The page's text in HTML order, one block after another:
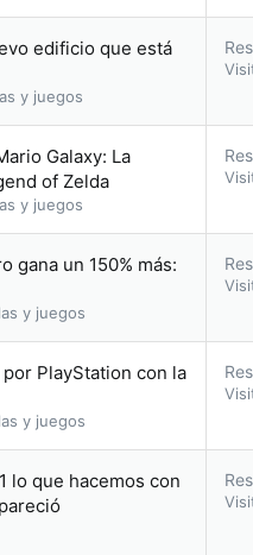
edificio que está
y juegos
Galaxy: La
of Zelda
y juegos
gana un 150% más:
y juegos
PlayStation con la
y juegos
lo que hacemos con